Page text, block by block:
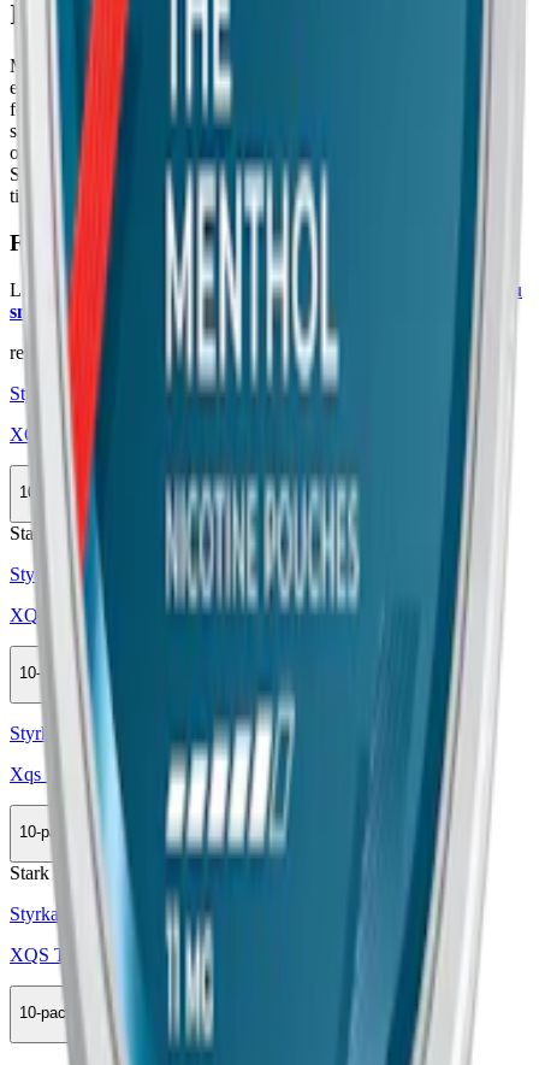
Information om varumärket Xqs
Med rötterna i Jämtland och smaken från världens alla hörn är Xqs
ett märke inom
tobaksfritt vitt snus
fokus. Genom att kombinera svenska traditioner med modern
smakutveckling har Xqs tagit fram smaker som
och
Orange Apple
Snuset.se. Xqs finns både som slimmad och
tillverkare, STG, kommer också Ström och
Färskt vitt snus
Läs mer om hur du förvarar Xqs Spearmint 8 mg:
"Så förvarar du
snuset rätt"
relaterade produkter
Styrka Normal · Slim
XQS The Spearmint 6 mg 3
10-pack
Köp
Stark
Styrka Stark · Slim
XQS The Peppermint 10 mg 4
10-pack
289,90 kr
Köp
Styrka Normal · Slim
Xqs Wintergreen 8 mg 4
10-pack
349,50 kr
Stark
Styrka Stark · Slim
XQS The Menthol 11 mg 5
10-pack
289,90 kr